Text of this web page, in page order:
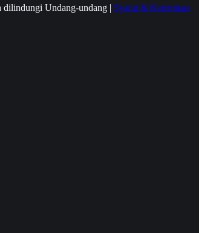
dilindungi Undang-undang | Syarat & Ketentuan